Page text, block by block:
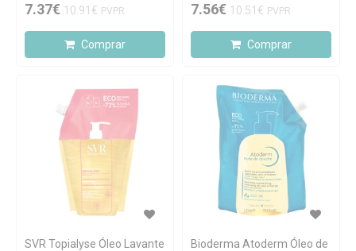
7.37€ 10.91€ PVPR
Comprar
7.56€ 10.51€ PVPR
Comprar
SVR Topialyse Óleo Lavante
Bioderma Atoderm Óleo de